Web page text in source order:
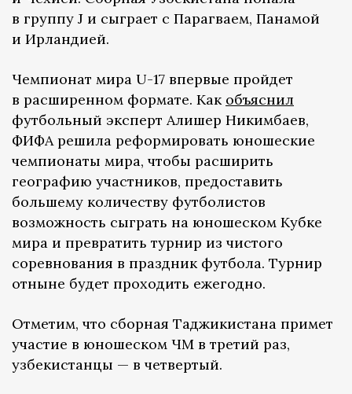
в группу J и сыграет с Парагваем, Панамой
и Ирландией.
Чемпионат мира U-17 впервые пройдет
в расширенном формате. Как объяснил
футбольный эксперт Алишер Никимбаев,
ФИФА решила реформировать юношеские
чемпионаты мира, чтобы расширить
географию участников, предоставить
большему количеству футболистов
возможность сыграть на юношеском Кубке
мира и превратить турнир из чистого
соревнования в праздник футбола. Турнир
отныне будет проходить ежегодно.
Отметим, что сборная Таджикистана примет
участие в юношеском ЧМ в третий раз,
узбекистанцы — в четвертый.